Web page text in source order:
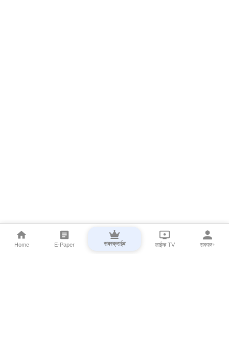
Home E-Paper सबस्क्राईब लाईव्ह TV सकाळ+